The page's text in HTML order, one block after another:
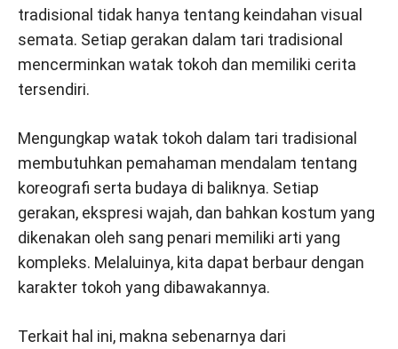
tradisional tidak hanya tentang keindahan visual
semata. Setiap gerakan dalam tari tradisional
mencerminkan watak tokoh dan memiliki cerita
tersendiri.
Mengungkap watak tokoh dalam tari tradisional
membutuhkan pemahaman mendalam tentang
koreografi serta budaya di baliknya. Setiap
gerakan, ekspresi wajah, dan bahkan kostum yang
dikenakan oleh sang penari memiliki arti yang
kompleks. Melaluinya, kita dapat berbaur dengan
karakter tokoh yang dibawakannya.
Terkait hal ini, makna sebenarnya dari